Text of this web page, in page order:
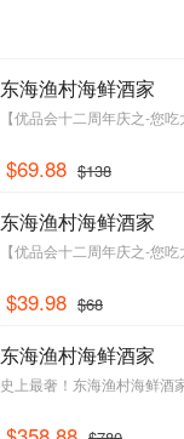
东海渔村海鲜酒家
【优品会十二周年庆之-您
$69.88 $138
东海渔村海鲜酒家
【优品会十二周年庆之-您
$39.98 $68
东海渔村海鲜酒家
史上最奢！东海渔村海鲜酒